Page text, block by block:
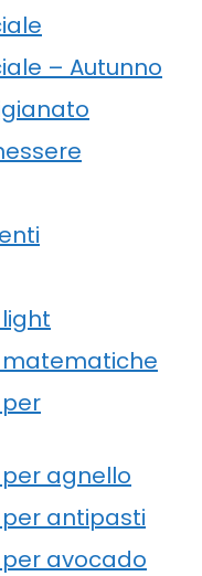
– Autunno
matematiche
agnello
antipasti
avocado